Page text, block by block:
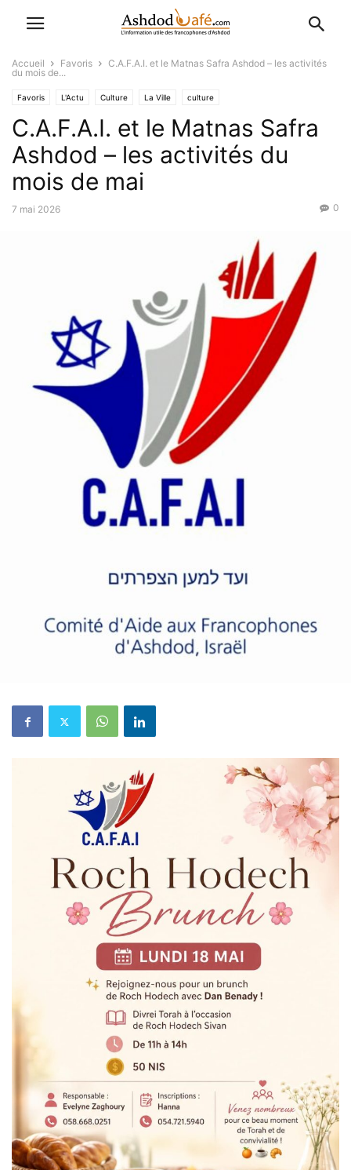
Accueil Favoris
C.A.F.A.I. et le Matnas Safra Ashdod – les activités
du mois de...
Favoris L'Actu Culture La Ville culture
Événementiel (Hévra Ironit)
C.A.F.A.I. et le Matnas Safra
Ashdod – les activités du
mois de mai
7 mai 2026 0